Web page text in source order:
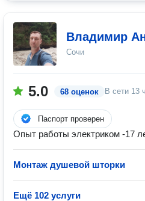
Владимир
Сочи
5.0 68 оценок В сети 13
Паспорт проверен
Опыт работы электриком -17
Монтаж душевой шторки
Ещё 102 услуги